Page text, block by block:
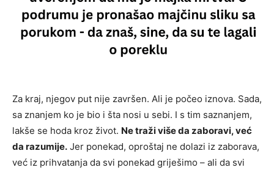
Za kraj, njegov put nije završen. Ali je počeo iznova. Sada,
sa znanjem ko je bio i šta nosi u sebi. I s tim saznanjem,
lakše se hoda kroz život. Ne traži više da zaboravi, već
da razumije. Jer ponekad, oproštaj ne dolazi iz zaborava,
već iz prihvatanja da svi ponekad griješimo – ali da svi